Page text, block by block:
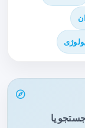
یا